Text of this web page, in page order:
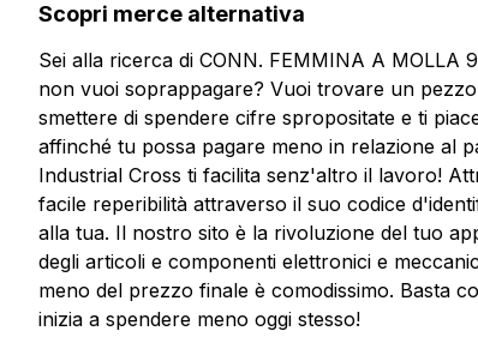
Vuoi ricevere maggiori
Compila il form per richiedere un
Scopri merce alternativa
Sei alla ricerca di CONN. FEMMINA A MOLLA
non vuoi soprappagare? Vuoi trovare un
smettere di spendere cifre spropositate e ti
affinché tu possa pagare meno in relazione al
Industrial Cross ti facilita senz'altro il lavoro!
facile reperibilità attraverso il suo codice
alla tua. Il nostro sito è la rivoluzione del tuo
degli articoli e componenti elettronici e
meno del prezzo finale è comodissimo. Basta
inizia a spendere meno oggi stesso!